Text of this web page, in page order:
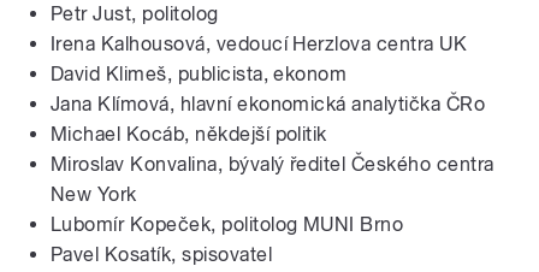
Petr Just, politolog
Irena Kalhousová, vedoucí Herzlova centra UK
David Klimeš, publicista, ekonom
Jana Klímová, hlavní ekonomická analytička ČRo
Michael Kocáb, někdejší politik
Miroslav Konvalina, bývalý ředitel Českého centra
New York
Lubomír Kopeček, politolog MUNI Brno
Pavel Kosatík, spisovatel